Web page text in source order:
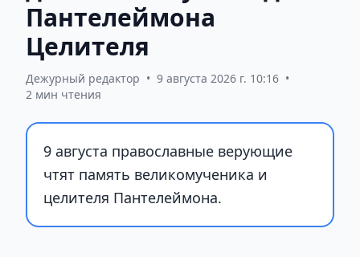
Пантелеймона
Целителя
Дежурный редактор • 9 августа 2026 г. 10:16 •
2 мин чтения
9 августа православные верующие
чтят память великомученика и
целителя Пантелеймона.